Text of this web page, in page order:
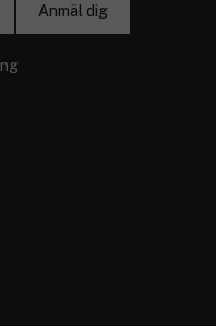
Anmäl dig